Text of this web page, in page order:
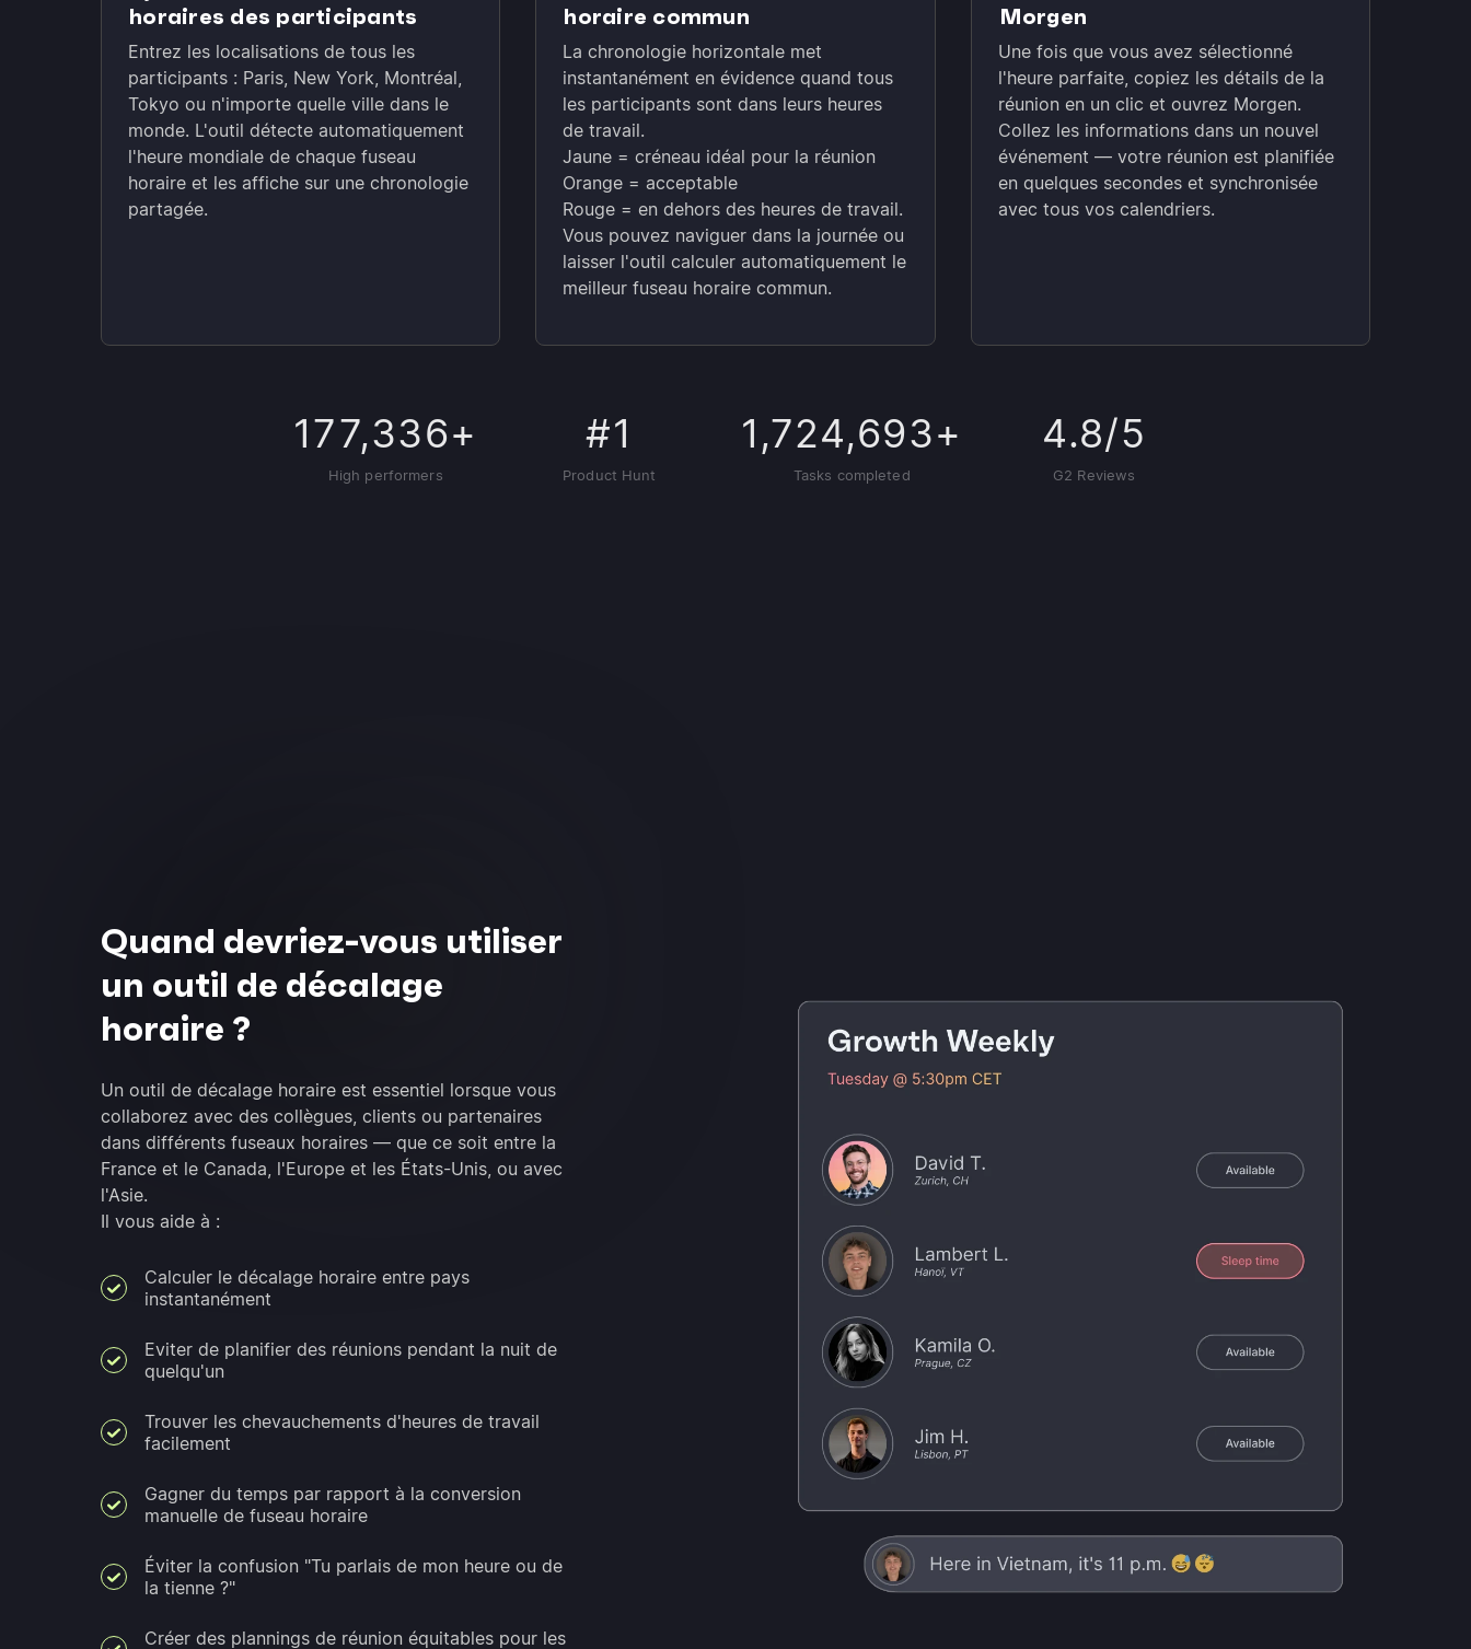
horaires des participants
Entrez les localisations de tous les
participants : Paris, New York, Montréal,
Tokyo ou n'importe quelle ville dans le
monde. L'outil détecte automatiquement
l'heure mondiale de chaque fuseau
horaire et les affiche sur une chronologie
partagée.
horaire commun
La chronologie horizontale met
instantanément en évidence quand tous
les participants sont dans leurs heures
de travail.
Jaune = créneau idéal pour la réunion
Orange = acceptable
Rouge = en dehors des heures de travail.
Vous pouvez naviguer dans la journée ou
laisser l'outil calculer automatiquement le
meilleur fuseau horaire commun.
Morgen
Une fois que vous avez sélectionné
l'heure parfaite, copiez les détails de la
réunion en un clic et ouvrez Morgen.
Collez les informations dans un nouvel
événement — votre réunion est planifiée
en quelques secondes et synchronisée
avec tous vos calendriers.
177,336+
High performers
#1
Product Hunt
1,724,693+
Tasks completed
4.8/5
G2 Reviews
Quand devriez-vous utiliser
un outil de décalage
horaire ?
Un outil de décalage horaire est essentiel lorsque vous
collaborez avec des collègues, clients ou partenaires
dans différents fuseaux horaires — que ce soit entre la
France et le Canada, l'Europe et les États-Unis, ou avec
l'Asie.
Il vous aide à :
Calculer le décalage horaire entre pays
instantanément
Eviter de planifier des réunions pendant la nuit de
quelqu'un
Trouver les chevauchements d'heures de travail
facilement
Gagner du temps par rapport à la conversion
manuelle de fuseau horaire
Éviter la confusion "Tu parlais de mon heure ou de
la tienne ?"
Créer des plannings de réunion équitables pour les